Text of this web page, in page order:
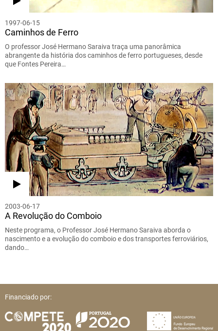
1997-06-15
Caminhos de Ferro
O professor José Hermano Saraiva traça uma panorâmica
abrangente da história dos caminhos de ferro portugueses, desde
que Fontes Pereira…
2003-06-17
A Revolução do Comboio
Neste programa, o Professor José Hermano Saraiva aborda o
nascimento e a evolução do comboio e dos transportes ferroviários,
dando…
Financiado por: